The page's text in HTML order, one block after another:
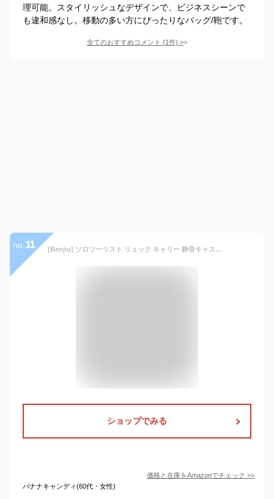
理可能。スタイリッシュなデザインで、ビジネスシーンで
も違和感なし。移動の多い方にぴったりなバッグ/鞄です。
全てのおすすめコメント (1件) >
no. 11 [Benjiu] ソロツーリスト リュック キャリー 静音キャスター付き トロリーバックパック メンズ＆レディース対応 大容量 ビジネストラベルバッグ 防水 小型 機内持ち込み可 PC収納機能付 通学 出張 荷物バッグ (ブラック,18インチ)
ショップでみる
価格と在庫をAmazonでチェック >>
バナナキャンディ(60代・女性)